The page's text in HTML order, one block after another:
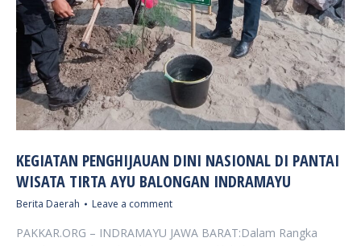
KEGIATAN PENGHIJAUAN DINI NASIONAL DI PANTAI
WISATA TIRTA AYU BALONGAN INDRAMAYU
Berita Daerah Leave a comment
PAKKAR.ORG – INDRAMAYU JAWA BARAT:Dalam Rangka